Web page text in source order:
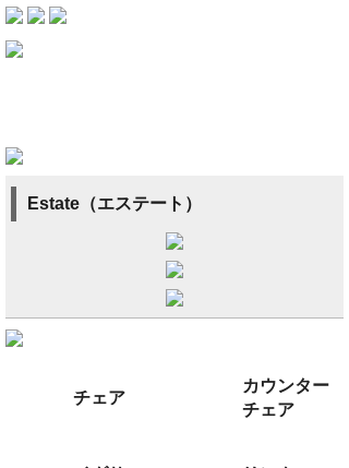
Estate（エステート）
チェア
カウンター
チェア